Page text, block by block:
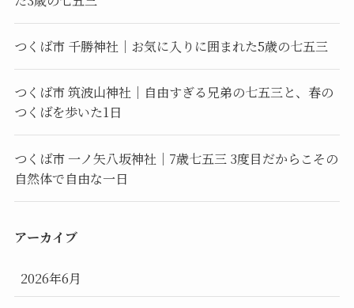
つくば市 千勝神社｜お気に入りに囲まれた5歳の七五三
つくば市 筑波山神社｜自由すぎる兄弟の七五三と、春の
つくばを歩いた1日
つくば市 一ノ矢八坂神社｜7歳七五三 3度目だからこその
自然体で自由な一日
アーカイブ
2026年6月